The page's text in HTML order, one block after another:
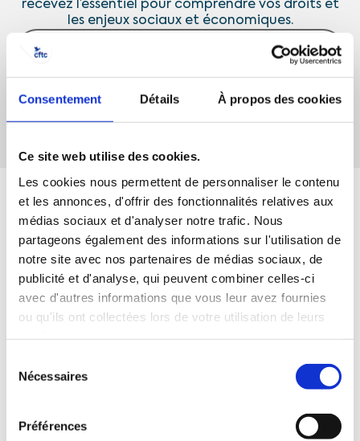
Consentement Détails À propos des cookies
Ce site web utilise des cookies.
Les cookies nous permettent de personnaliser le contenu
et les annonces, d'offrir des fonctionnalités relatives aux
médias sociaux et d'analyser notre trafic. Nous
partageons également des informations sur l'utilisation de
notre site avec nos partenaires de médias sociaux, de
publicité et d'analyse, qui peuvent combiner celles-ci
avec d'autres informations que vous leur avez fournies
ou qu'ils ont collectées lors de votre utilisation de leurs
Nécessaires
Préférences
recevez l’essentiel pour comprendre vos droits et
les enjeux sociaux et économiques.
JE M’ABONNE
J’accepte de recevoir les communications de la CFTC
voyager le pouvoir d'achat
violences sexistes et sexuelles de la CFTC